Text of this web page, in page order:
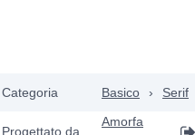
Categoria Basico › Serif
Progettato da
Amorfa